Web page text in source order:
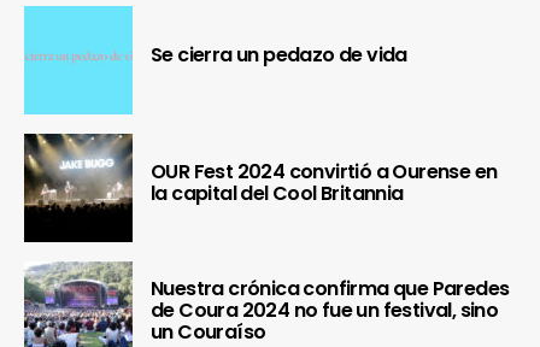
Se cierra un pedazo de vida
OUR Fest 2024 convirtió a Ourense en
la capital del Cool Britannia
Nuestra crónica confirma que Paredes
de Coura 2024 no fue un festival, sino
un Couraíso